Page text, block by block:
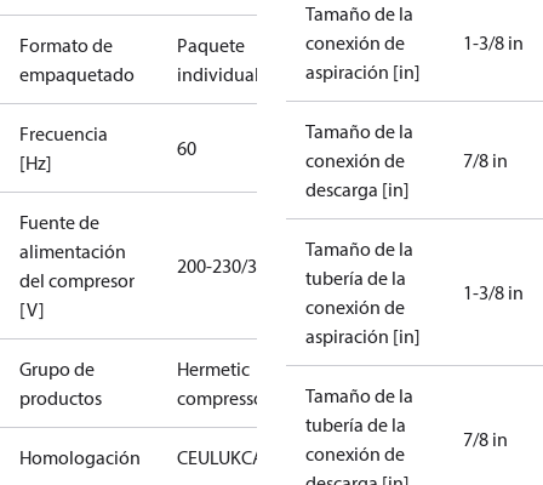
Formato de
empaquetado
Paquete
individual
Frecuencia
[Hz]
60
Fuente de
alimentación
del compresor
[V]
200-230/3/60
Grupo de
productos
Hermetic
compressors
Homologación CEULUKCA
Tamaño de la
conexión de
aspiración [in]
1-3/8 in
Tamaño de la
conexión de
descarga [in]
7/8 in
Tamaño de la
tubería de la
conexión de
aspiración [in]
1-3/8 in
Tamaño de la
tubería de la
conexión de
7/8 in